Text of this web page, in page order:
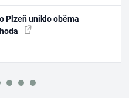
Plzeň uniklo oběma